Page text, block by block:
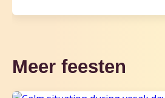
Meer feesten